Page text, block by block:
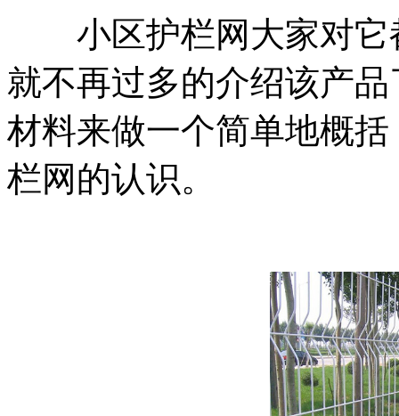
小区护栏网大家对它
就不再过多的介绍该产
材料来做一个简单地概
栏网的认识。